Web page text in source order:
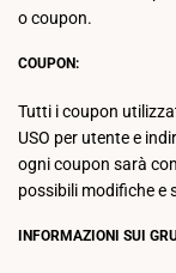
o coupon.
COUPON:
Tutti i coupon
USO per utente e
ogni coupon sarà
possibili modifiche e
INFORMAZIONI SUI